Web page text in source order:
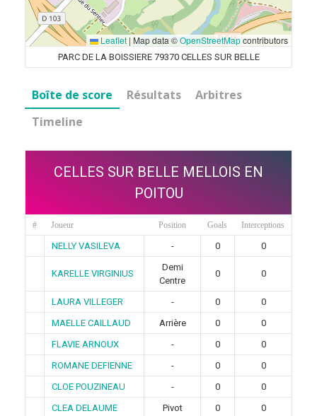
Leaflet | Map data ©OpenStreetMapcontributors
PARC DE LA BOISSIERE 79370 CELLES SUR BELLE
Boîte de score Résultats
Arbitres
Timeline
CELLES SUR BELLE MELLOIS EN
POITOU
# Joueur Position Goals Interceptions
NELLY VASILEVA - 0 0
KARELLE VIRGINIUS
Demi
Centre
0 0
LAURA VILLEGER - 0
0
MAELLE CAILLAUD
Arrière 0
0
FLAVIE ARNOUX
- 0
0
ROMANE DEFIENNE
- 0
0
CLOE POUZINEAU
- 0
0
CLEA DELAUME
Pivot 0
0